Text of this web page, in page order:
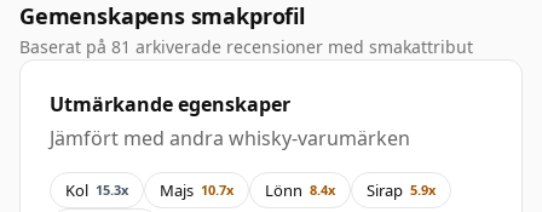
Gemenskapens smakprofil
Baserat på 81 arkiverade recensioner med smakattribut
Utmärkande egenskaper
Jämfört med andra whisky-varumärken
Kol 15.3x Majs 10.7x Lönn 8.4x Sirap 5.9x